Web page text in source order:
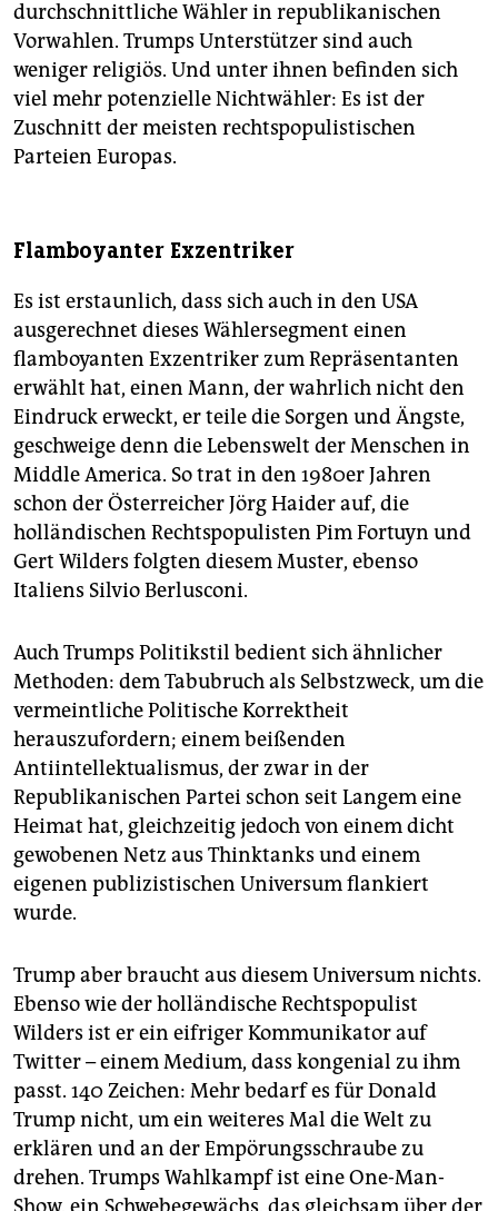
durchschnittliche Wähler in republikanischen
Vorwahlen. Trumps Unterstützer sind auch
weniger religiös. Und unter ihnen befinden sich
viel mehr potenzielle Nichtwähler: Es ist der
Zuschnitt der meisten rechtspopulistischen
Parteien Europas.
Flamboyanter Exzentriker
Es ist erstaunlich, dass sich auch in den USA
ausgerechnet dieses Wählersegment einen
flamboyanten Exzentriker zum Repräsentanten
erwählt hat, einen Mann, der wahrlich nicht den
Eindruck erweckt, er teile die Sorgen und Ängste,
geschweige denn die Lebenswelt der Menschen in
Middle America. So trat in den 1980er Jahren
schon der Österreicher Jörg Haider auf, die
holländischen Rechtspopulisten Pim Fortuyn und
Gert Wilders folgten diesem Muster, ebenso
Italiens Silvio Berlusconi.
Auch Trumps Politikstil bedient sich ähnlicher
Methoden: dem Tabubruch als Selbstzweck, um die
vermeintliche Politische Korrektheit
herauszufordern; einem beißenden
Antiintellektualismus, der zwar in der
Republikanischen Partei schon seit Langem eine
Heimat hat, gleichzeitig jedoch von einem dicht
gewobenen Netz aus Thinktanks und einem
eigenen publizistischen Universum flankiert
wurde.
Trump aber braucht aus diesem Universum nichts.
Ebenso wie der holländische Rechtspopulist
Wilders ist er ein eifriger Kommunikator auf
Twitter – einem Medium, dass kongenial zu ihm
passt. 140 Zeichen: Mehr bedarf es für Donald
Trump nicht, um ein weiteres Mal die Welt zu
erklären und an der Empörungsschraube zu
drehen. Trumps Wahlkampf ist eine One-Man-